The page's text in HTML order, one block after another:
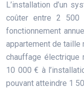
L’installation d’un
coûter entre 2
fonctionnement
appartement de taille
chauffage électrique
10 000 € à
pouvant atteindre 1